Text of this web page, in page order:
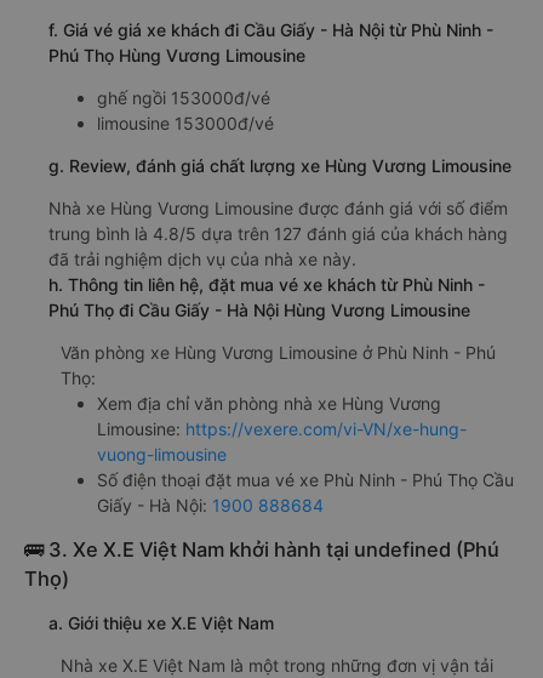
f. Giá vé giá xe khách đi Cầu Giấy - Hà Nội từ Phù Ninh -
Phú Thọ Hùng Vương Limousine
ghế ngồi 153000đ/vé
limousine 153000đ/vé
g. Review, đánh giá chất lượng xe Hùng Vương Limousine
Nhà xe Hùng Vương Limousine được đánh giá với số điểm
trung bình là 4.8/5 dựa trên 127 đánh giá của khách hàng
đã trải nghiệm dịch vụ của nhà xe này.
h. Thông tin liên hệ, đặt mua vé xe khách từ Phù Ninh -
Phú Thọ đi Cầu Giấy - Hà Nội Hùng Vương Limousine
Văn phòng xe Hùng Vương Limousine ở Phù Ninh - Phú
Thọ:
Xem địa chỉ văn phòng nhà xe Hùng Vương
Limousine: https://vexere.com/vi-VN/xe-hung-
vuong-limousine
Số điện thoại đặt mua vé xe Phù Ninh - Phú Thọ Cầu
Giấy - Hà Nội: 1900 888684
🚌 3. Xe X.E Việt Nam khởi hành tại undefined (Phú
Thọ)
a. Giới thiệu xe X.E Việt Nam
Nhà xe X.E Việt Nam là một trong những đơn vị vận tải